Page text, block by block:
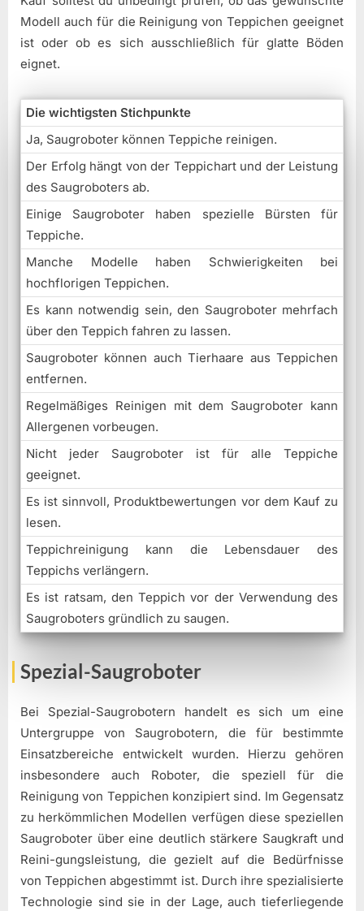
Modell auch für die Reinigung von Teppichen geeignet
ist oder ob es sich ausschließlich für glatte Böden
eignet.
Die wichtigsten Stichpunkte
Ja, Saugroboter können Teppiche reinigen.
Der Erfolg hängt von der Teppichart und der Leistung
des Saugroboters ab.
Einige Saugroboter haben spezielle Bürsten für
Teppiche.
Manche Modelle haben Schwierigkeiten bei
hochflorigen Teppichen.
Es kann notwendig sein, den Saugroboter mehrfach
über den Teppich fahren zu lassen.
Saugroboter können auch Tierhaare aus Teppichen
entfernen.
Regelmäßiges Reinigen mit dem Saugroboter kann
Allergenen vorbeugen.
Nicht jeder Saugroboter ist für alle Teppiche
geeignet.
Es ist sinnvoll, Produktbewertungen vor dem Kauf zu
lesen.
Teppichreinigung kann die Lebensdauer des
Teppichs verlängern.
Es ist ratsam, den Teppich vor der Verwendung des
Saugroboters gründlich zu saugen.
Spezial-Saugroboter
Bei Spezial-Saugrobotern handelt es sich um eine
Untergruppe von Saugrobotern, die für bestimmte
Einsatzbereiche entwickelt wurden. Hierzu gehören
insbesondere auch Roboter, die speziell für die
Reinigung von Teppichen konzipiert sind. Im Gegensatz
zu herkömmlichen Modellen verfügen diese speziellen
Saugroboter über eine deutlich stärkere Saugkraft und
Reini-gungsleistung, die gezielt auf die Bedürfnisse
von Teppichen abgestimmt ist. Durch ihre spezialisierte
Technologie sind sie in der Lage, auch tieferliegende